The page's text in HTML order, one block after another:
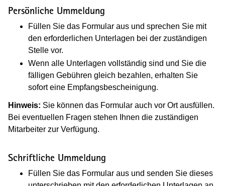
Persönliche Ummeldung
Füllen Sie das Formular aus und sprechen Sie mit
den erforderlichen Unterlagen bei der zuständigen
Stelle vor.
Wenn alle Unterlagen vollständig sind und Sie die
fälligen Gebühren gleich bezahlen, erhalten Sie
sofort eine Empfangsbescheinigung.
Hinweis: Sie können das Formular auch vor Ort ausfüllen.
Bei eventuellen Fragen stehen Ihnen die zuständigen
Mitarbeiter zur Verfügung.
Schriftliche Ummeldung
Füllen Sie das Formular aus und senden Sie dieses